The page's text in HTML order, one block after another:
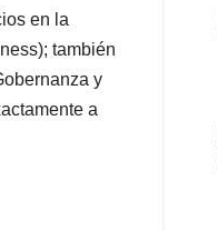
en la
también
y
a